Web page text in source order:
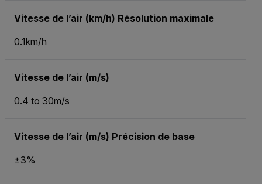
Vitesse de l’air (km/h) Résolution maximale
0.1km/h
Vitesse de l’air (m/s)
0.4 to 30m/s
Vitesse de l’air (m/s) Précision de base
±3%